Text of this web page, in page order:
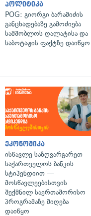
პოლიტიკა
POG: გიორგი ბარამიძის
განცხადებაზე გამოძიება
სამშობლოს ღალატისა და
საბოტაჟის ფაქტზე დაიწყო
ეკონომიკა
ისწავლე საზღვარგარეთ
საქართველოს ბანკის
სტიპენდიით —
მოსწავლეებისთვის
შექმნილ საერთაშორისო
პროგრამაზე მიღება
დაიწყო